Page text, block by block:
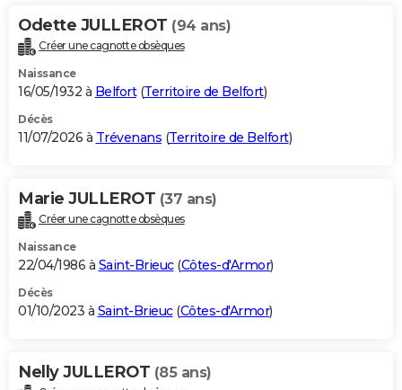
Alimentation
Guide de la santé
Maladies
Médicaments
Sommeil
VOYAGE
Destinations
City break
Voyage nature
Voyage de noces
Forum
Climat
+PHOTO
GUIDES D'ACHAT
BONS PLANS
Carte de Noël
Carte Bonne année
Carte Saint-Valentin
Carte Pâques
Carte d'anniversaire
DICTIONNAIRE
Dictionnaire
Biographies
Citations
Expressions
Proverbes
PROGRAMME TV
S'inscrire
Se connecter
Lycées
Collèges
Primaires
Universités
Entreprises
Service militaire
Avis de recherche
AVIS DE DÉCÈS
Bricolage
Lifestyle
Culture
Sport
Auto
Television
Voyage
Cinema
Odette JULLEROT (94 ans)
Créer une cagnotte obsèques
Naissance
16/05/1932 à Belfort(Territoire de Belfort)
Décès
11/07/2026 à Trévenans (Territoire de Belfort)
Marie JULLEROT (37 ans)
Créer une cagnotte obsèques
Naissance
22/04/1986 à Saint-Brieuc(Côtes-d'Armor)
Décès
01/10/2023 à Saint-Brieuc(Côtes-d'Armor)
Nelly JULLEROT (85 ans)